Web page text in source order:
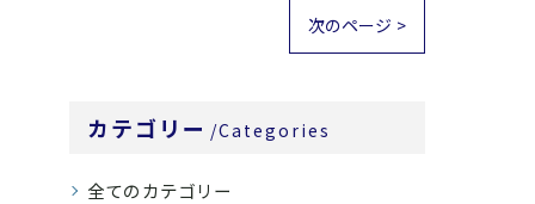
次のページ >
カテゴリー Categories
全てのカテゴリー